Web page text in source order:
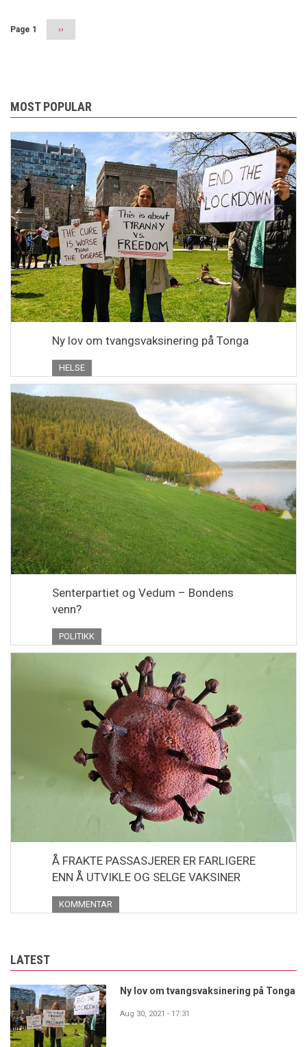
Page 1
Next
page
››
MOST POPULAR
Ny lov om tvangsvaksinering på Tonga
HELSE
Senterpartiet og Vedum – Bondens
venn?
POLITIKK
Å FRAKTE PASSASJERER ER FARLIGERE
ENN Å UTVIKLE OG SELGE VAKSINER
KOMMENTAR
LATEST
Ny lov om tvangsvaksinering på Tonga
Aug 30, 2021 - 17:31